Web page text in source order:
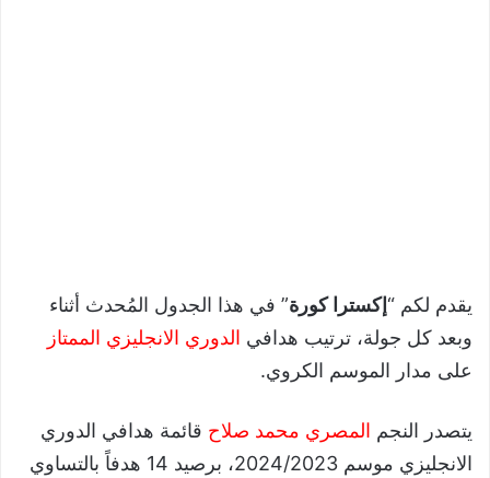
يقدم لكم “إكسترا كورة” في هذا الجدول المُحدث أثناء
وبعد كل جولة، ترتيب هدافي الدوري الانجليزي الممتاز
على مدار الموسم الكروي.
يتصدر النجم المصري محمد صلاح قائمة هدافي الدوري
الانجليزي موسم 2024/2023، برصيد 14 هدفاً بالتساوي